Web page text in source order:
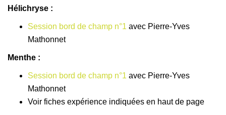
Hélichryse :
Session bord de champ n°1 avec Pierre-Yves
Mathonnet
Menthe :
Session bord de champ n°1 avec Pierre-Yves
Mathonnet
Voir fiches expérience indiquées en haut de page